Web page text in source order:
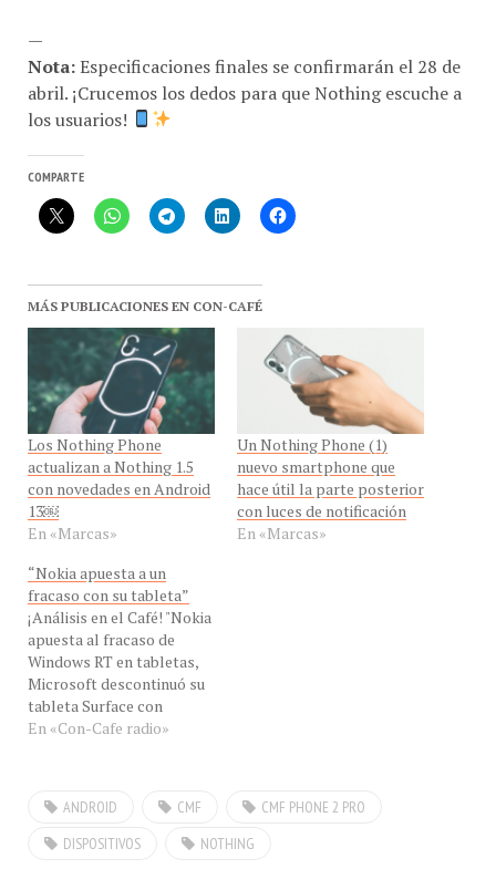
Nota:
abril. ¡Crucemos los dedos para que Nothing escuche a
los usuarios!
Los Nothing Phone
actualizan a Nothing 1.5
con novedades en Android
13￼
En «Marcas»
Un Nothing Phone (1)
nuevo smartphone que
hace útil la parte posterior
con luces de notificación
En «Marcas»
fracaso con su tableta”
¡Análisis en el Café! "Nokia
apuesta al fracaso de
Windows RT en tabletas,
Microsoft descontinuó su
tableta Surface con
Windows RT y se
concentró en la tableta
Jesús Márquez , Analista
de Con-Cafe, desde
Maracay, Venezuela, para
En «Con-Cafe radio»
DISPOSITIVOS
NOTHING